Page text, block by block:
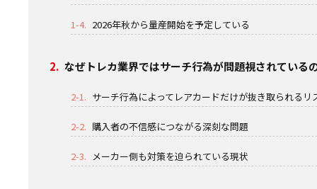
1-4. 2026年秋から量産開始を予定している
2. なぜトレカ業界ではサーチ行為が問題視されている
2-1. サーチ行為によってレアカードだけが抜き取られるリ
2-2. 購入者の不信感につながる深刻な問題
2-3. メーカー側も対策を迫られている現状